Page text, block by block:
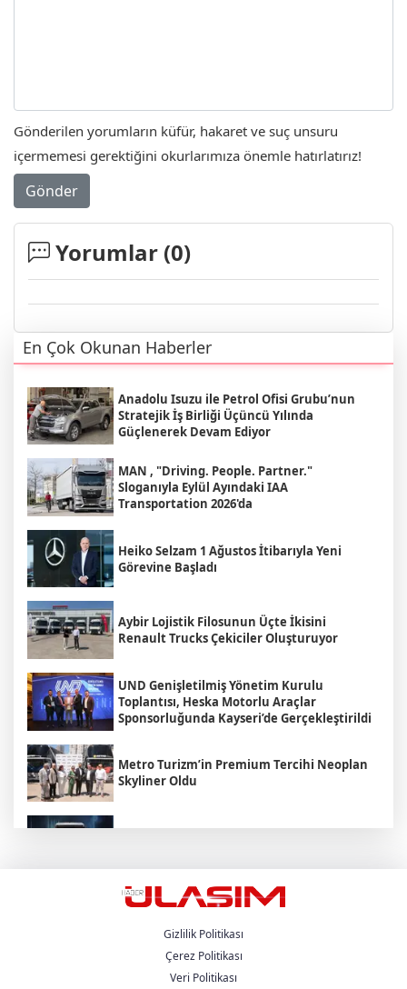
Gönderilen yorumların küfür, hakaret ve suç unsuru
içermemesi gerektiğini okurlarımıza önemle hatırlatırız!
Gönder
Yorumlar (0)
En Çok Okunan Haberler
Anadolu Isuzu ile Petrol Ofisi Grubu’nun
Stratejik İş Birliği Üçüncü Yılında
Güçlenerek Devam Ediyor
MAN , "Driving. People. Partner."
Sloganıyla Eylül Ayındaki IAA
Transportation 2026'da
Heiko Selzam 1 Ağustos İtibarıyla Yeni
Görevine Başladı
Aybir Lojistik Filosunun Üçte İkisini
Renault Trucks Çekiciler Oluşturuyor
UND Genişletilmiş Yönetim Kurulu
Toplantısı, Heska Motorlu Araçlar
Sponsorluğunda Kayseri’de Gerçekleştirildi
Metro Turizm’in Premium Tercihi Neoplan
Skyliner Oldu
Mercedes-Benz Türk’ün Kamyon Odaklı İlk
Gizlilik Politikası
Çerez Politikası
Veri Politikası